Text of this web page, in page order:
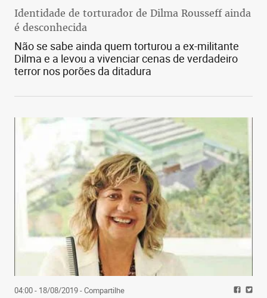
Identidade de torturador de Dilma Rousseff ainda
é desconhecida
Não se sabe ainda quem torturou a ex-militante
Dilma e a levou a vivenciar cenas de verdadeiro
terror nos porões da ditadura
04:00 - 18/08/2019- Compartilhe